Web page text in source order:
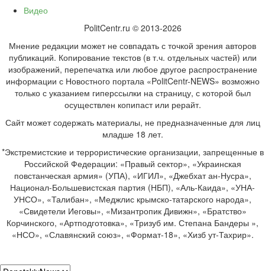
Видео
PolitCentr.ru © 2013-2026
Мнение редакции может не совпадать с точкой зрения авторов
публикаций. Копирование текстов (в т.ч. отдельных частей) или
изображений, перепечатка или любое другое распространение
информации с Новостного портала «PolitCentr-NEWS» возможно
только с указанием гиперссылки на страницу, с которой был
осуществлен копипаст или рерайт.
Сайт может содержать материалы, не предназначенные для лиц
младше 18 лет.
*Экстремистские и террористические организации, запрещенные в
Российской Федерации: «Правый сектор», «Украинская
повстанческая армия» (УПА), «ИГИЛ», «Джебхат ан-Нусра»,
Национал-Большевистская партия (НБП), «Аль-Каида», «УНА-
УНСО», «Талибан», «Меджлис крымско-татарского народа»,
«Свидетели Иеговы», «Мизантропик Дивижн», «Братство»
Корчинского, «Артподготовка», «Тризуб им. Степана Бандеры »,
«НСО», «Славянский союз», «Формат-18», «Хизб ут-Тахрир».